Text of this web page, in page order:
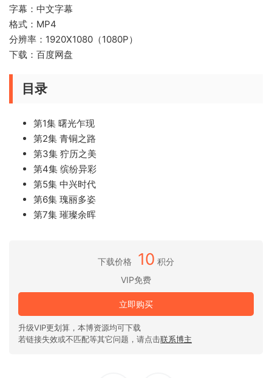
字幕：中文字幕
格式：MP4
分辨率：1920X1080（1080P）
下载：百度网盘
目录
第1集 曙光乍现
第2集 青铜之路
第3集 狞历之美
第4集 缤纷异彩
第5集 中兴时代
第6集 瑰丽多姿
第7集 璀璨余晖
下载价格 10 积分
VIP免费
立即购买
升级VIP更划算，本博资源均可下载
若链接失效或不匹配等其它问题，请点击联系博主